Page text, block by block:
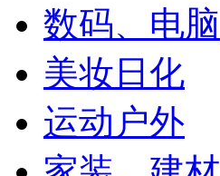
数码、电脑
美妆日化
运动户外